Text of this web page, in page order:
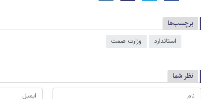
برچسب‌ها
استاندارد وزارت صمت
نظر شما